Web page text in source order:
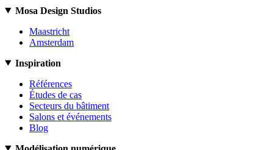
Mosa Design Studios
Maastricht
Amsterdam
Inspiration
Références
Études de cas
Secteurs du bâtiment
Salons et événements
Blog